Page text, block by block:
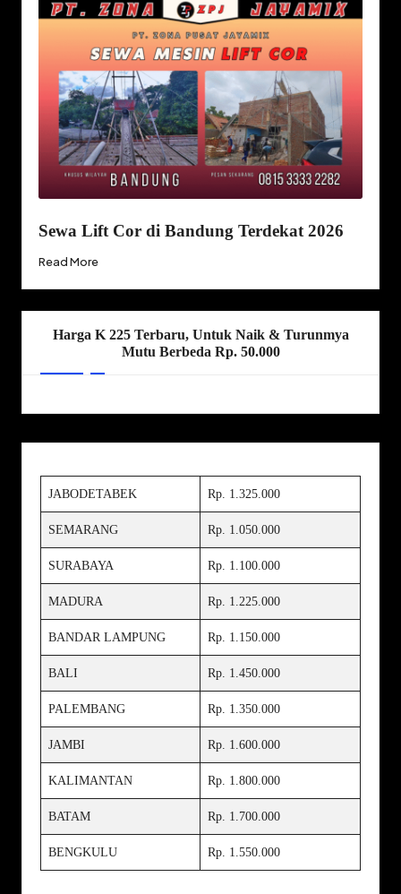
Sewa Lift Cor di Bandung Terdekat 2026
Read More
Harga K 225 Terbaru, Untuk Naik & Turunmya
Mutu Berbeda Rp. 50.000
JABODETABEK Rp. 1.325.000
SEMARANG Rp. 1.050.000
SURABAYA Rp. 1.100.000
MADURA Rp. 1.225.000
BANDAR LAMPUNG Rp. 1.150.000
BALI Rp. 1.450.000
PALEMBANG Rp. 1.350.000
JAMBI Rp. 1.600.000
KALIMANTAN Rp. 1.800.000
BATAM Rp. 1.700.000
BENGKULU Rp. 1.550.000